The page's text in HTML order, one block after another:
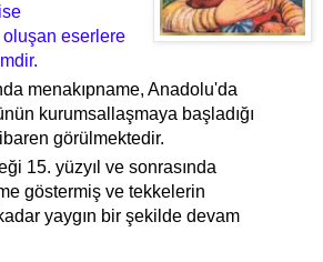
oluşan eserlere
menakıpname, Anadolu'da
kurumsallaşmaya başladığı
görülmektedir.
15. yüzyıl ve sonrasında
göstermiş ve tekkelerin
yaygın bir şekilde devam